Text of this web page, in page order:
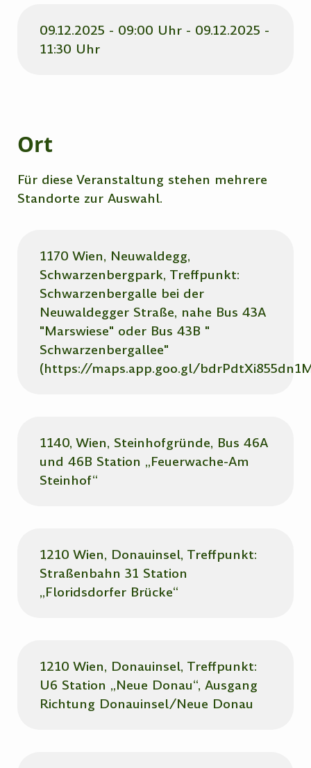
09.12.2025 - 09:00 Uhr - 09.12.2025 -
11:30 Uhr
Ort
Für diese Veranstaltung stehen mehrere
Standorte zur Auswahl.
1170 Wien, Neuwaldegg,
Schwarzenbergpark, Treffpunkt:
Schwarzenbergalle bei der
Neuwaldegger Straße, nahe Bus 43A
"Marswiese" oder Bus 43B "
Schwarzenbergallee"
(https://maps.app.goo.gl/
1140, Wien, Steinhofgründe, Bus 46A
und 46B Station „Feuerwache-Am
Steinhof“
1210 Wien, Donauinsel, Treffpunkt:
Straßenbahn 31 Station
„Floridsdorfer Brücke“
1210 Wien, Donauinsel, Treffpunkt:
U6 Station „Neue Donau“, Ausgang
Richtung Donauinsel/Neue Donau